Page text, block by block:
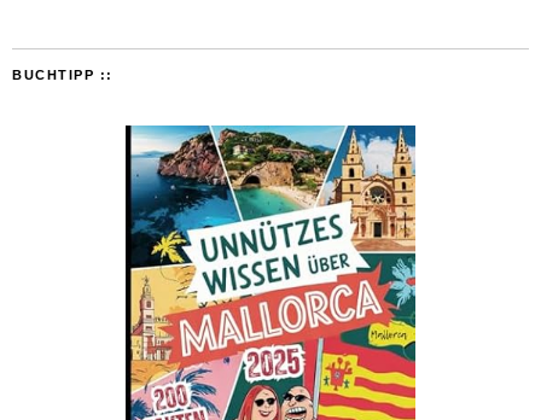
BUCHTIPP ::